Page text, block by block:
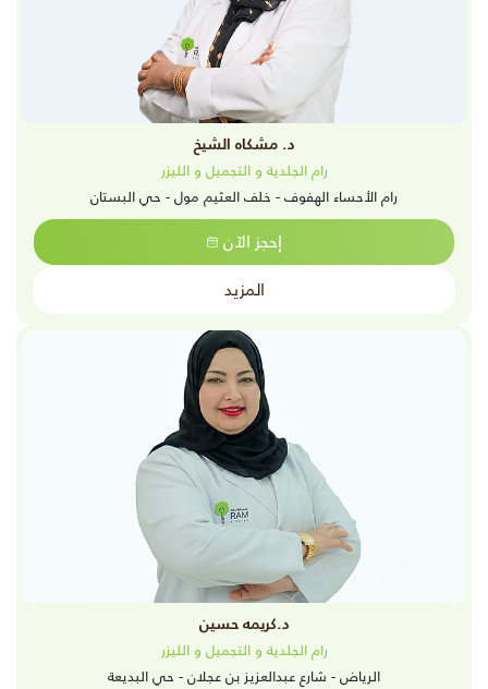
د. مشكاه الشيخ
رام الجلدية و التجميل و الليزر
رام الأحساء الهفوف - خلف العثيم مول - حي البستان
إحجز الآن
المزيد
د.كريمه حسين
رام الجلدية و التجميل و الليزر
الرياض - شارع عبدالعزيز بن عجلان - حي البديعة